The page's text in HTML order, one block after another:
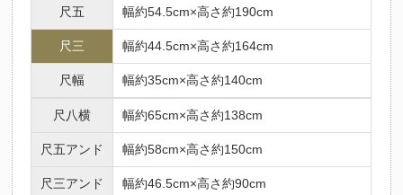
尺五 幅約54.5cm×高さ約190cm
尺三 幅約44.5cm×高さ約164cm
尺幅 幅約35cm×高さ約140cm
尺八横 幅約65cm×高さ約138cm
尺五アンド 幅約58cm×高さ約150cm
尺三アンド 幅約46.5cm×高さ約90cm